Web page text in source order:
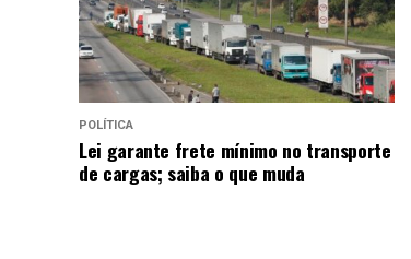
POLÍTICA
Lei garante frete mínimo no transporte
de cargas; saiba o que muda